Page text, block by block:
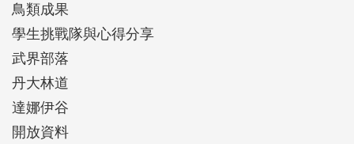
鳥類成果
學生挑戰隊與心得分享
武界部落
丹大林道
達娜伊谷
開放資料